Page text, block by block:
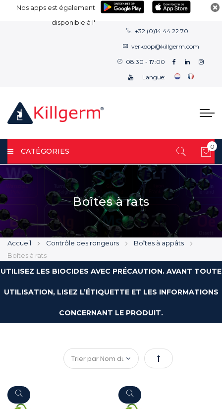
Nos apps est également
disponible à l'
+32 (0)14 44 22 70
verkoop@killgerm.com
08:30 - 17:00
Langue:
CATÉGORIES
0
Boîtes à rats
Accueil Contrôle des rongeurs
Boîtes à appâts
Boîtes à rats
UTILISEZ LES BIOCIDES AVEC PRÉCAUTION. AVANT TOUTE
UTILISATION, LISEZ L’ÉTIQUETTE ET LES INFORMATIONS
CONCERNANT LE PRODUIT.
Par